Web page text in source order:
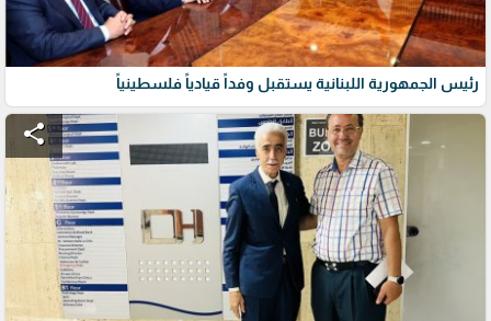
رئيس الجمهورية اللبنانية يستقبل وفداً قيادياً فلسطينياً
share